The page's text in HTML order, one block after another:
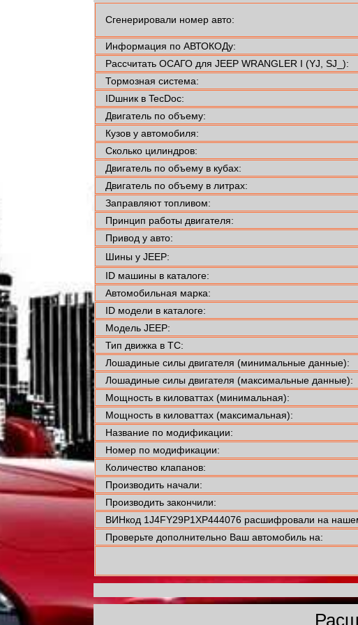
Сгенерировали номер авто:
Информация по АВТОКОДу:
Рассчитать ОСАГО для JEEP WRANGLER I (YJ, SJ_):
Тормозная система:
IDшник в TecDoc:
Двигатель по объему:
Кузов у автомобиля:
Сколько цилиндров:
Двигатель по объему в кубах:
Двигатель по объему в литрах:
Заправляют топливом:
Принцип работы двигателя:
Привод у авто:
Шины у JEEP:
ID машины в каталоге:
Автомобильная марка:
ID модели в каталоге:
Модель JEEP:
Тип движка в ТС:
Лошадиные силы двигателя (минимальные данные):
Лошадиные силы двигателя (максимальные данные):
Мощность в киловаттах (минимальная):
Мощность в киловаттах (максимальная):
Название по модификации:
Номер по модификации:
Количество клапанов:
Производить начали:
Производить закончили:
ВИНкод 1J4FY29P1XP444076 расшифровали на
Проверьте дополнительно Ваш автомобиль на: